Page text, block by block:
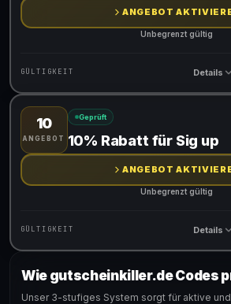
ANGEBOT
Unbegrenzt gültig
GÜLTIGKEIT Details
Gültig für teilnehmende Produkte
10
ANGEBOT
Geprüft
10% Rabatt für Sig up
ANGEBOT
Unbegrenzt gültig
GÜLTIGKEIT Details
Gültig für teilnehmende Produkte
Wie gutscheinkiller.de Codes
Unser 3-stufiges System sorgt für aktive